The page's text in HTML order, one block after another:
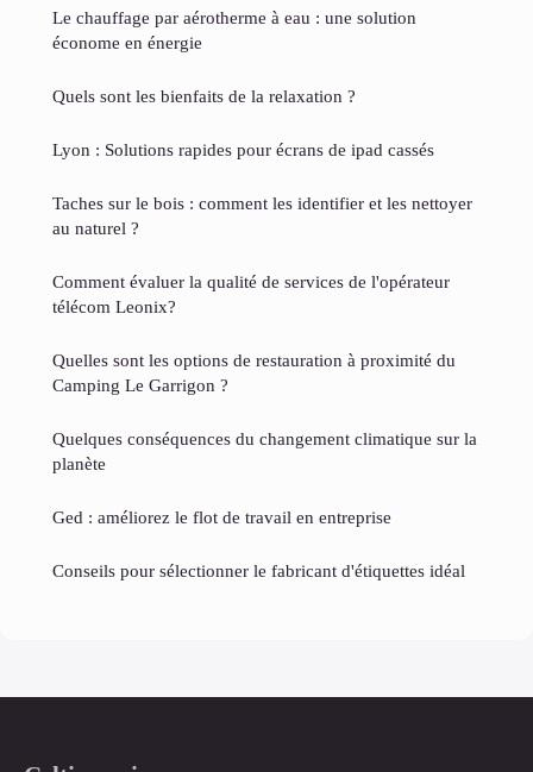
Le chauffage par aérotherme à eau : une solution
économe en énergie
Quels sont les bienfaits de la relaxation ?
Lyon : Solutions rapides pour écrans de ipad cassés
Taches sur le bois : comment les identifier et les nettoyer
au naturel ?
Comment évaluer la qualité de services de l'opérateur
télécom Leonix?
Quelles sont les options de restauration à proximité du
Camping Le Garrigon ?
Quelques conséquences du changement climatique sur la
planète
Ged : améliorez le flot de travail en entreprise
Conseils pour sélectionner le fabricant d'étiquettes idéal